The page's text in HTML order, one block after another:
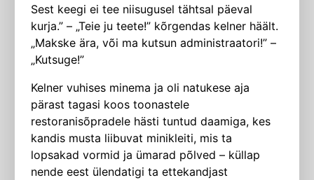
Sest keegi ei tee niisugusel tähtsal päeval
kurja.” – „Teie ju teete!” kõrgendas kelner häält.
„Makske ära, või ma kutsun administraatori!” –
„Kutsuge!”
Kelner vuhises minema ja oli natukese aja
pärast tagasi koos toonastele
restoranisõpradele hästi tuntud daamiga, kes
kandis musta liibuvat mini­kleiti, mis ta
lopsakad vormid ja ümarad põlved – küllap
nende eest ülendatigi ta ettekandjast